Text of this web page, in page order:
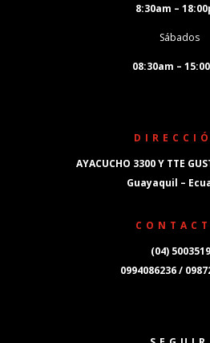
8:30am –
Sábados
08:30am –
AYACUCHO 3300 Y TTE
Guayaquil –
(04) 5003519
0994086236 /